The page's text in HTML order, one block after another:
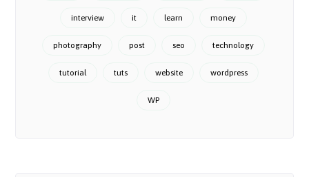
interview it learn money
photography post seo technology
tutorial tuts website wordpress
WP